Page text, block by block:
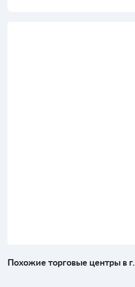
Похожие торговые центры в г.